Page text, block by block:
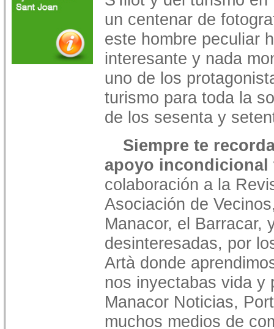
un centenar de
este hombre peculiar
interesante y nada
uno de los
turismo para toda la
de los sesenta y
Siempre te
apoyo incondicional
colaboración a la
Asociación de
Manacor, el Barracar,
desinteresadas, por
Artà donde
nos inyectabas vida y
Manacor Noticias,
muchos medios de